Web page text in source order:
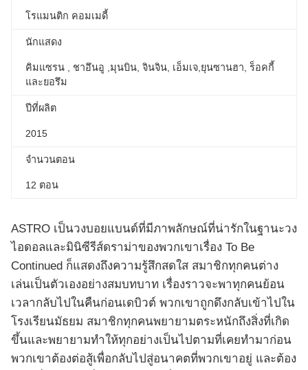
โรแมนติก คอมเมดี้
นักแสดง
คิมแซรน , ชาอึนอู ,มุนบิน, จินจิน, เอ็มเจ,ยุนซานฮา, ร็อคกี้
และยอรึม
ปีที่ผลิต
2015
จำนวนตอน
12 ตอน
ASTRO เป็นวงบอยแบนด์ที่มีภาพลักษณ์ที่น่ารักในฐานะวง
ไอดอลและมินิซีรีส์ดราม่าของพวกเขาเรื่อง To Be
Continued ก็แสดงถึงความรู้สึกสดใส สมาชิกทุกคนต่าง
เล่นเป็นตัวเองอย่างสมบทบาท เรื่องราวจะพาทุกคนย้อน
เวลากลับไปในคืนก่อนเดบิวต์ พวกเขาถูกดึงกลับเข้าไปใน
โรงเรียนมัธยม สมาชิกทุกคนพยายามตระหนักถึงสิ่งที่เกิด
ขึ้นและพยายามทำให้ทุกอย่างเป็นไปตามที่เคยทำมาก่อน
พวกเขาต้องต่อสู้เพื่อกลับไปสู่อนาคตที่พวกเขาอยู่ และต้อง